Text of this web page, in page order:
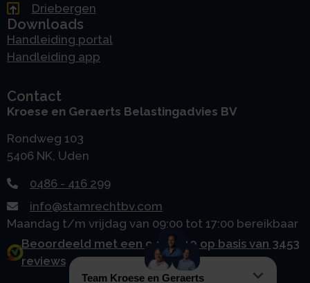
Driebergen
Downloads
Handleiding portal
Handleiding app
Contact
Kroese en Geraerts Belastingadvies BV
Rondweg 103
5406 NK, Uden
0486 - 416 299
info@stamrechtbv.com
Maandag t/m vrijdag van 09:00 tot 17:00 bereikbaar
Beoordeeld met een 9.0 uit 10 op basis van 3453
reviews